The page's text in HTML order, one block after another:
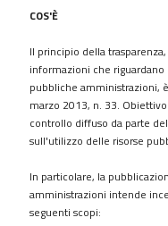
Performance
Enti
controllati
Attività
e
procedimenti
Controlli
sulle
COS'È
Il principio della
informazioni che
pubbliche amministrazioni,
marzo 2013, n. 33.
controllo diffuso da parte
sull'utilizzo delle risorse
In particolare, la
amministrazioni intende
seguenti scopi: